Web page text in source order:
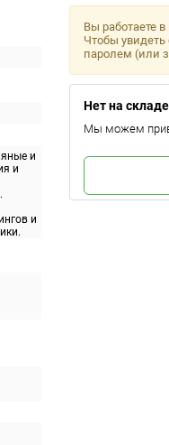
и
и
и
Вы работаете
Чтобы
паролем (или
Нет на складе
Мы можем